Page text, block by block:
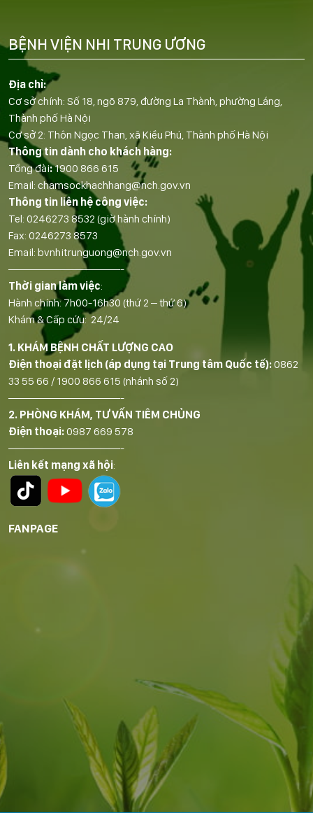
Địa chỉ:
Cơ sở chính: Số 18, ngõ 879, đường La Thành, phường Láng,
Thành phố Hà Nội
Cơ sở 2: Thôn Ngọc Than, xã Kiều Phú, Thành phố Hà Nội
Thông tin dành cho khách hàng:
Tổng đài:1900 866 615
Email: chamsockhachhang@nch.gov.vn
Thông tin liên hệ công việc:
Tel: 0246273 8532 (giờ hành chính)
Fax: 0246273 8573
Email: bvnhitrunguong@nch.gov.vn
——————————-
Thời gian làm việc:
Hành chính: 7h00-16h30 (thứ 2 – thứ 6)
Khám & Cấp cứu: 24/24
1. KHÁM BỆNH CHẤT LƯỢNG CAO
Điện thoại đặt lịch (áp dụng tại Trung tâm Quốc tế):0862
33 55 66 / 1900 866 615 (nhánh số 2)
——————————-
2. PHÒNG KHÁM, TƯ VẤN TIÊM CHỦNG
Điện thoại:0987 669 578
——————————-
Liên kết mạng xã hội:
FANPAGE
BỆNH VIỆN NHI TRUNG ƯƠNG